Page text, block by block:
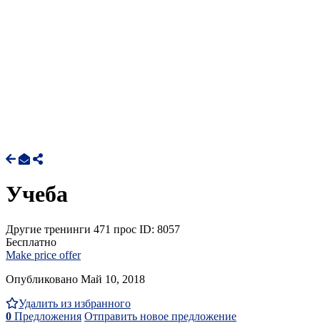
Учеба
Другие тренинги 471 прос ID: 8057
Бесплатно
Make price offer
Опубликовано Май 10, 2018
Удалить из избранного
0 Предложения Отправить новое предложение